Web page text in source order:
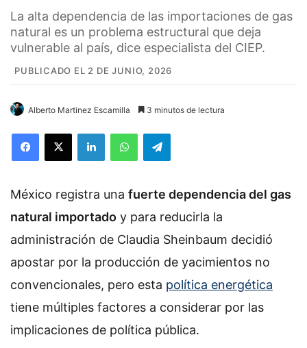
La alta dependencia de las importaciones de gas
natural es un problema estructural que deja
vulnerable al país, dice especialista del CIEP.
PUBLICADO EL 2 DE JUNIO, 2026
Alberto Martinez Escamilla 3 minutos de lectura
México registra una fuerte dependencia del gas
natural importado y para reducirla la
administración de Claudia Sheinbaum decidió
apostar por la producción de yacimientos no
convencionales, pero esta política energética
tiene múltiples factores a considerar por las
implicaciones de política pública.